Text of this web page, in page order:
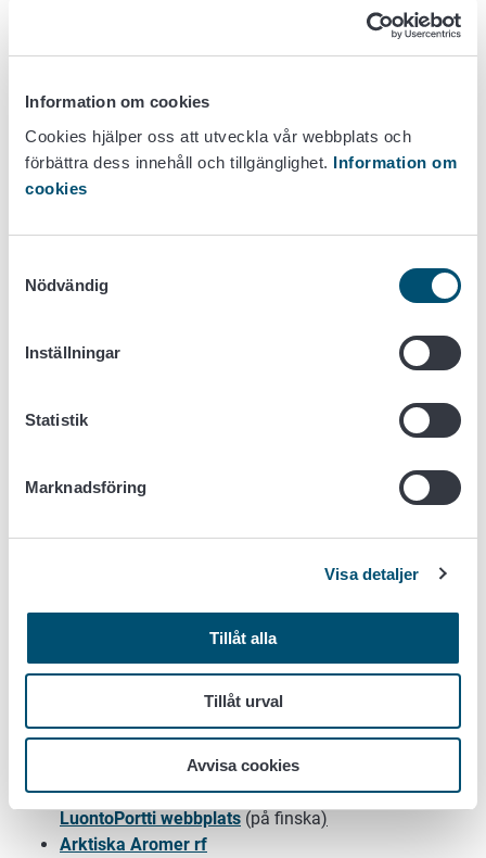
Information om cookies
Cookies hjälper oss att utveckla vår webbplats och
förbättra dess innehåll och tillgänglighet. Information om
cookies
Nödvändig
Inställningar
Statistik
Marknadsföring
Visa detaljer
Tillåt alla
Tillåt urval
Avvisa cookies
I verksamheten följs i tillämpliga delar vägledning
Företagaren följer sin
livsmedelssäkerheten och
livsmedelsbestämmelserna jämte återkallelserna
antecknats.
(GM) används
endast i enlighet med lagstiftningen.
livsmedel
Produkterna innehåller inte hälsovådliga mängder
De allmänna märkningarna på förpackningarna har
livsmedelsinformation.
tillåtna närings-
och hälsopåståenden.
används på korrekt sätt.
Produkterna och råvarorna som används vid
spårbara.
Mer information
Anvisningar om hur svamp ska behandlas i avsikt
att minska halten Cesium-137(på finska)
Bilder på handelssvampar och giftiga svampar på
LuontoPortti webbplats (på finska)
Arktiska Aromer rf